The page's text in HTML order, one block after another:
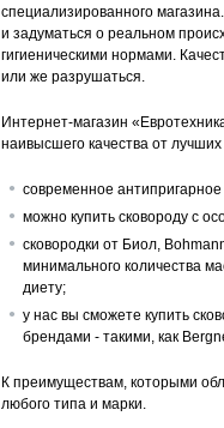
специализированного
и задуматься о реальном
гигиеническими нормами.
или же разрушаться.
Интернет-магазин
наивысшего качества от
современное
можно купить сковороду с
сковородки от Биол,
минимального количества
диету;
у нас вы сможете купить
брендами - такими, как
К преимуществам, которыми
любого типа и марки.